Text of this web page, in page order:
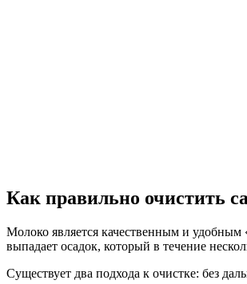
Как правильно очистить
Молоко является качественным и удобным
выпадает осадок, который в течение
Существует два подхода к очистке: без